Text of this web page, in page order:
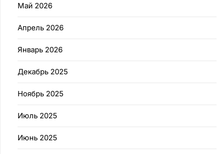
Май 2026
Апрель 2026
Январь 2026
Декабрь 2025
Ноябрь 2025
Июль 2025
Июнь 2025